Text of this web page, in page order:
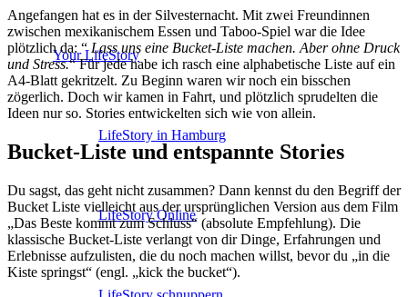
Your LifeStory
LifeStory in Hamburg
LifeStory Online
Angefangen hat es in der Silvesternacht. Mit zwei Freundinnen
zwischen mexikanischem Essen und Taboo-Spiel war die Idee
plötzlich da: “Lass uns eine Bucket-Liste machen. Aber ohne Druck
und Stress.“ Für jede habe ich rasch eine alphabetische Liste auf ein
A4-Blatt gekritzelt. Zu Beginn waren wir noch ein bisschen
zögerlich. Doch wir kamen in Fahrt, und plötzlich sprudelten die
Ideen nur so. Stories entwickelten sich wie von allein.
Bucket-Liste und entspannte Stories
Du sagst, das geht nicht zusammen? Dann kennst du den Begriff der
Bucket Liste vielleicht aus der ursprünglichen Version aus dem Film
„Das Beste kommt zum Schluss“ (absolute Empfehlung). Die
klassische Bucket-Liste verlangt von dir Dinge, Erfahrungen und
Erlebnisse aufzulisten, die du noch machen willst, bevor du „in die
Kiste springst“ (engl. „kick the bucket“).